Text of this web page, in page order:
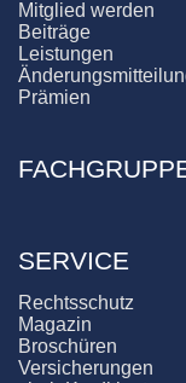
Mitglied werden
Beiträge
Leistungen
Prämien
SERVICE
Rechtsschutz
Magazin
Broschüren
Versicherungen